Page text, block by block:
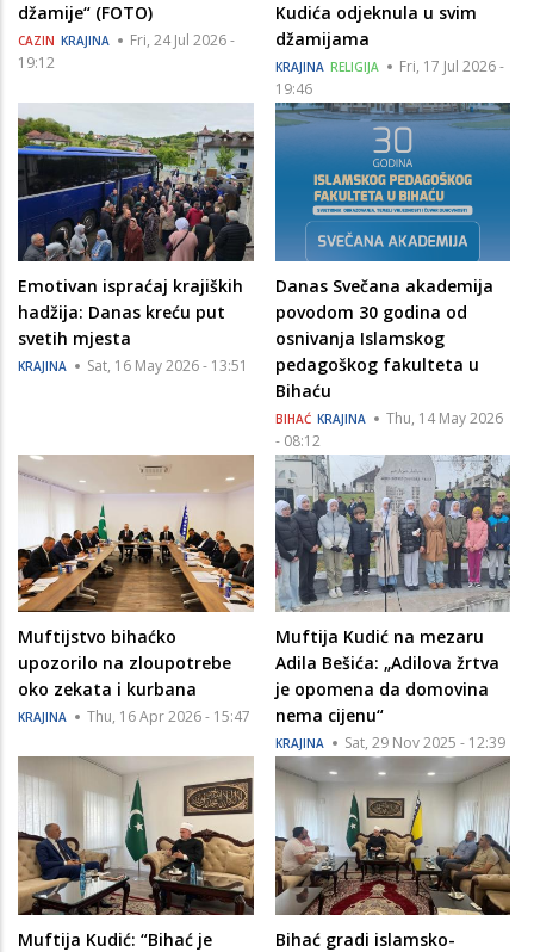
džamije“ (FOTO)
CAZIN KRAJINA
Fri, 24 Jul 2026 -
19:12
Kudića odjeknula u svim
džamijama
KRAJINA RELIGIJA
Fri, 17 Jul 2026 -
19:46
Emotivan ispraćaj krajiških
hadžija: Danas kreću put
svetih mjesta
KRAJINA Sat, 16 May 2026 - 13:51
Danas Svečana akademija
povodom 30 godina od
osnivanja Islamskog
pedagoškog fakulteta u
Bihaću
BIHAĆ KRAJINA
Thu, 14 May 2026
- 08:12
Muftijstvo bihaćko
upozorilo na zloupotrebe
oko zekata i kurbana
KRAJINA Thu, 16 Apr 2026 - 15:47
Muftija Kudić na mezaru
Adila Bešića: „Adilova žrtva
je opomena da domovina
nema cijenu“
KRAJINA Sat, 29 Nov 2025 - 12:39
Muftija Kudić: “Bihać je
Bihać gradi islamsko-